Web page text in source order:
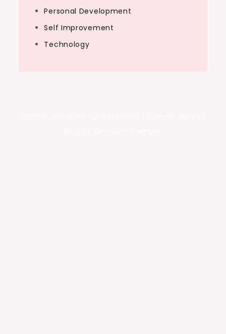
Personal Development
Self Improvement
Technology